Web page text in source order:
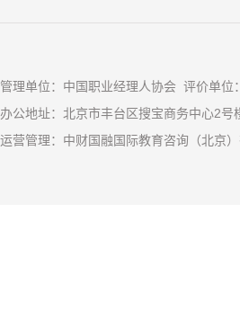
管理单位：中国职业经理人协会 评价单位
办公地址：北京市丰台区搜宝商务中心2
运营管理：中财国融国际教育咨询（北京